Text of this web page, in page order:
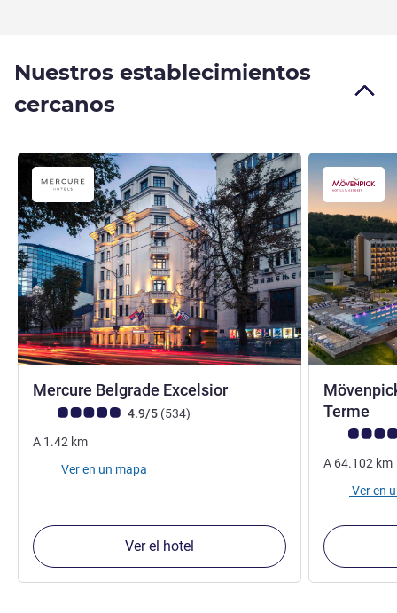
Nuestros establecimientos
cercanos
Mercure Belgrade Excelsior
Nota de clientes de Avis (Clasificación de ALL)
4.9/5 (534opiniones
)
A 1.42 km
Ver en un mapa
Ver el hotel
Terme
Nota de
A 64.102 km
Ver en